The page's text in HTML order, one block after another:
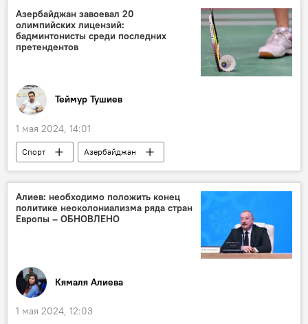
Россия
Ильхам Шабан
Импорт
ЕС параллельный импорт
Азербайджан завоевал 20
олимпийских лицензий:
бадминтонисты среди последних
претендентов
Теймур Тушиев
1 мая 2024, 14:01
Спорт
Азербайджан
Олимпийские игры
бадминтон
Греко-римская борьба
Алиев: необходимо положить конец
политике неоколониализма ряда стран
Европы – ОБНОВЛЕНО
Кямаля Алиева
1 мая 2024, 12:03